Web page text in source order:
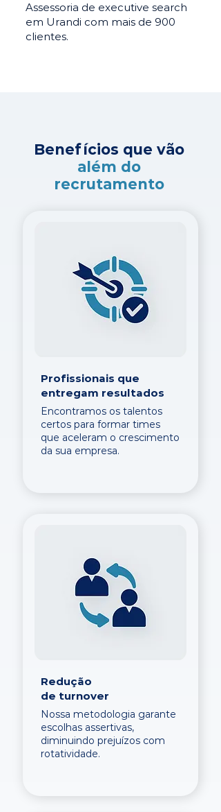
Assessoria de executive search
em Urandi com mais de 900
clientes.
Benefícios que vão
além do
recrutamento
Profissionais que
entregam resultados
Encontramos os talentos
certos para formar times
que aceleram o crescimento
da sua empresa.
Redução
de turnover
Nossa metodologia garante
escolhas assertivas,
diminuindo prejuízos com
rotatividade.